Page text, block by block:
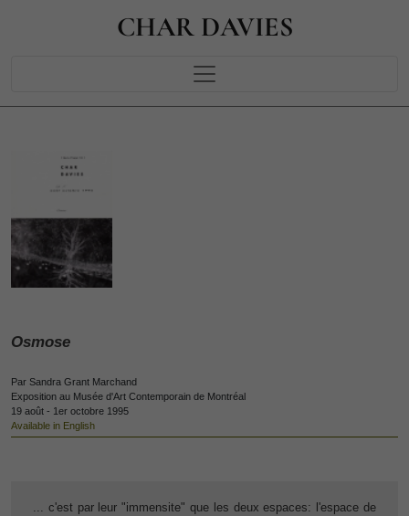
CHAR DAVIES
Osmose
Par Sandra Grant Marchand
Exposition au Musée d'Art Contemporain de Montréal
19 août - 1er octobre 1995
Available in English
... c'est par leur "immensite" que les deux espaces: l'espace de